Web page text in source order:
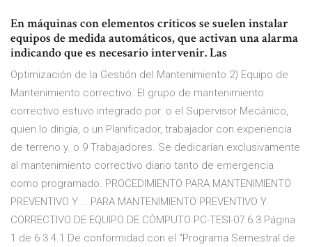
En máquinas con elementos críticos se suelen instalar
equipos de medida automáticos, que activan una alarma
indicando que es necesario intervenir. Las
Optimización de la Gestión del Mantenimiento 2) Equipo de
Mantenimiento correctivo. El grupo de mantenimiento
correctivo estuvo integrado por: o el Supervisor Mecánico,
quien lo dirigía, o un Planificador, trabajador con experiencia
de terreno y. o 9 Trabajadores. Se dedicarían exclusivamente
al mantenimiento correctivo diario tanto de emergencia
como programado. PROCEDIMIENTO PARA MANTENIMIENTO
PREVENTIVO Y … PARA MANTENIMIENTO PREVENTIVO Y
CORRECTIVO DE EQUIPO DE CÓMPUTO PC-TESI-07 6.3 Página
1 de 6 3.4.1 De conformidad con el “Programa Semestral de